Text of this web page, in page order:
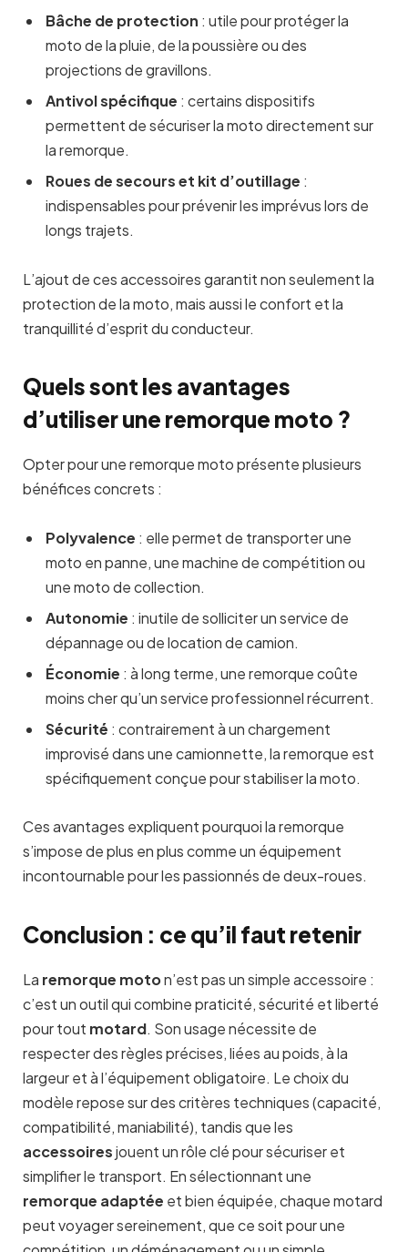
Bâche de protection : utile pour protéger la
moto de la pluie, de la poussière ou des
projections de gravillons.
Antivol spécifique : certains dispositifs
permettent de sécuriser la moto directement sur
la remorque.
Roues de secours et kit d’outillage :
indispensables pour prévenir les imprévus lors de
longs trajets.
L’ajout de ces accessoires garantit non seulement la
protection de la moto, mais aussi le confort et la
tranquillité d’esprit du conducteur.
Quels sont les avantages
d’utiliser une remorque moto ?
Opter pour une remorque moto présente plusieurs
bénéfices concrets :
Polyvalence : elle permet de transporter une
moto en panne, une machine de compétition ou
une moto de collection.
Autonomie : inutile de solliciter un service de
dépannage ou de location de camion.
Économie : à long terme, une remorque coûte
moins cher qu’un service professionnel récurrent.
Sécurité : contrairement à un chargement
improvisé dans une camionnette, la remorque est
spécifiquement conçue pour stabiliser la moto.
Ces avantages expliquent pourquoi la remorque
s’impose de plus en plus comme un équipement
incontournable pour les passionnés de deux-roues.
Conclusion : ce qu’il faut retenir
La remorque moton’est pas un simple accessoire :
c’est un outil qui combine praticité, sécurité et liberté
pour tout motard. Son usage nécessite de
respecter des règles précises, liées au poids, à la
largeur et à l’équipement obligatoire. Le choix du
modèle repose sur des critères techniques (capacité,
compatibilité, maniabilité), tandis que les
accessoiresjouent un rôle clé pour sécuriser et
simplifier le transport. En sélectionnant une
remorque adaptée et bien équipée, chaque motard
peut voyager sereinement, que ce soit pour une